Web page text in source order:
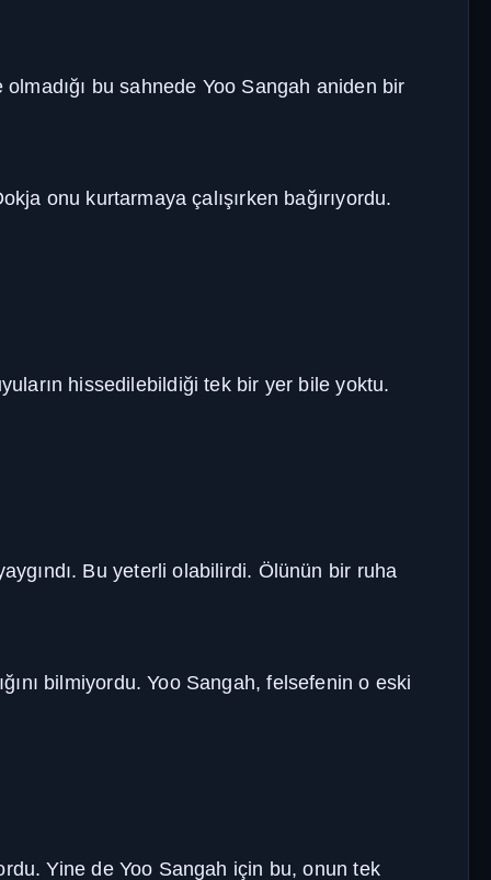
olmadığı bu sahnede Yoo Sangah aniden bir
onu kurtarmaya çalışırken bağırıyordu.
hissedilebildiği tek bir yer bile yoktu.
Bu yeterli olabilirdi. Ölünün bir ruha
bilmiyordu. Yoo Sangah, felsefenin o eski
Yine de Yoo Sangah için bu, onun tek